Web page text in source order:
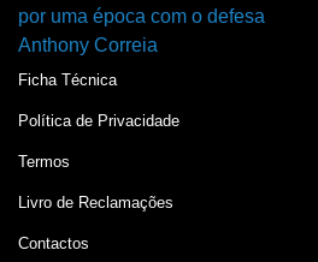
Ficha Técnica
Política de Privacidade
Termos
Livro de Reclamações
Contactos